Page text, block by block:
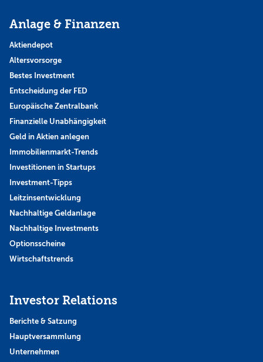
Anlage & Finanzen
Aktiendepot
Altersvorsorge
Bestes Investment
Entscheidung der FED
Europäische Zentralbank
Finanzielle Unabhängigkeit
Geld in Aktien anlegen
Immobilienmarkt-Trends
Investitionen in Startups
Investment-Tipps
Leitzinsentwicklung
Nachhaltige Geldanlage
Nachhaltige Investments
Optionsscheine
Wirtschaftstrends
Investor Relations
Berichte & Satzung
Hauptversammlung
Unternehmen